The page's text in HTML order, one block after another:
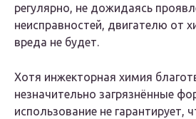
регулярно, не дожидаясь
неисправностей, двигателю от
вреда не будет.
Хотя инжекторная химия
незначительно загрязнённые
использование не гарантирует,